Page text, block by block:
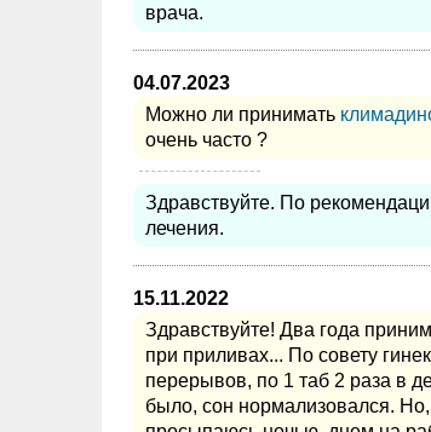
врача.
04.07.2023
Можно ли принимать
очень часто ?
Здравствуйте. По
лечения.
15.11.2022
Здравствуйте! Два года
при приливах... По совету
перерывов, по 1 таб 2 раза в
было, сон нормализовался.